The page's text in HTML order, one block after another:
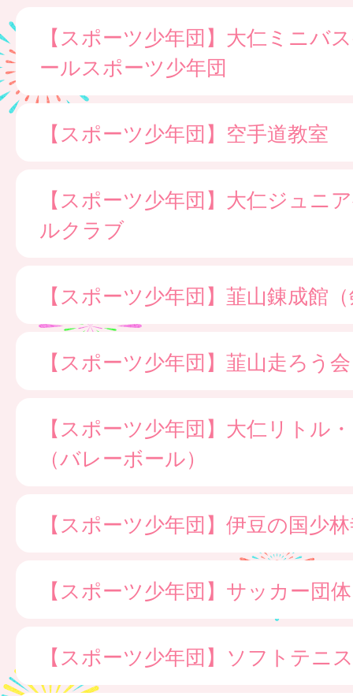
【スポーツ少年団】大仁ミニバ
ールスポーツ少年団
【スポーツ少年団】空手道教室
【スポーツ少年団】大仁ジュニ
ルクラブ
【スポーツ少年団】韮山錬成館
【スポーツ少年団】韮山走ろう
【スポーツ少年団】大仁リトル
（バレーボール）
【スポーツ少年団】伊豆の国少
【スポーツ少年団】サッカー団体
【スポーツ少年団】ソフトテニ